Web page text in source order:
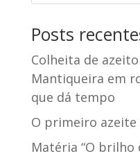
Posts
Colheita de
Mantiqueira em
que dá tempo
O primeiro
Matéria “O brilho